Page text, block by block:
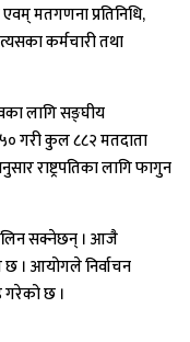
मतगणना प्रतिनिधि,
कर्मचारी तथा
लागि सङ्घीय
गरी कुल ८८२ मतदाता
राष्ट्रपतिका लागि फागुन
लिन सक्नेछन् । आजै
छ । आयोगले निर्वाचन
गरेको छ ।